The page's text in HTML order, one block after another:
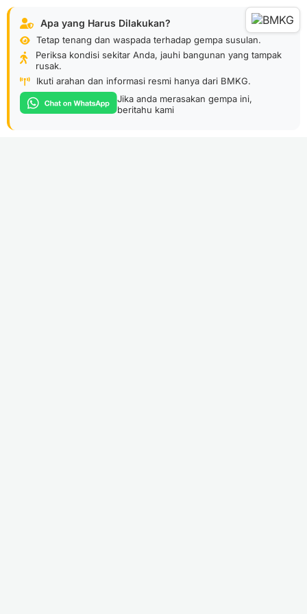
Apa yang Harus Dilakukan?
Tetap tenang dan waspada terhadap gempa susulan.
Periksa kondisi sekitar Anda, jauhi bangunan yang tampak
rusak.
Ikuti arahan dan informasi resmi hanya dari BMKG.
Jika anda merasakan gempa ini,
beritahu kami